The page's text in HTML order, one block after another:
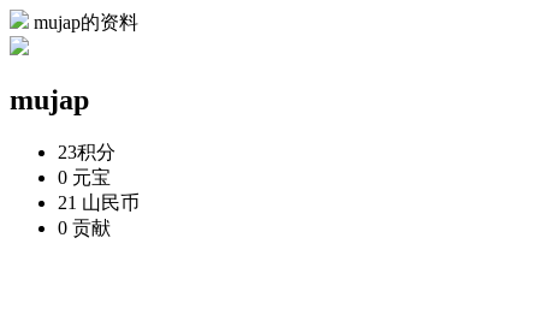
mujap的资料
mujap
23积分
0 元宝
21 山民币
0 贡献